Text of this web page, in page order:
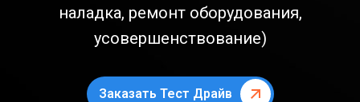
наладка, ремонт оборудования,
усовершенствование)
Заказать Тест Драйв